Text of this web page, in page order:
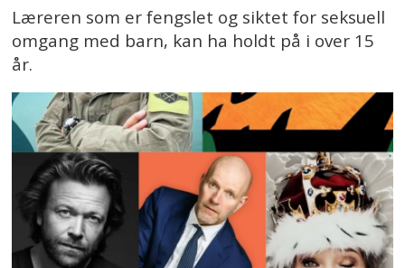
Læreren som er fengslet og siktet for seksuell
omgang med barn, kan ha holdt på i over 15
år.